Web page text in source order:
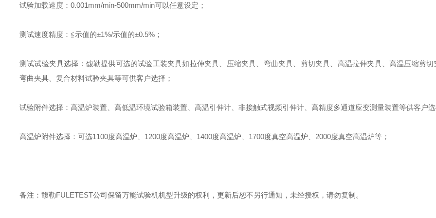
试验加载速度： 0.001mm/min-500mm/min可以任意设定；
测试速度精度： ≦示值的±1%/示值的±0.5% ；
测试试验夹具选择：馥勒提供可选的试验工装夹具如拉伸夹具、压缩夹具、弯曲夹具、剪切夹具、高温拉伸夹具、高温压缩剪切
弯曲夹具、复合材料试验夹具等可供客户选择；
试验附件选择：高温炉装置、高低温环境试验箱装置、高温引伸计、非接触式视频引伸计、高精度多通道应变测量装置等供客户选
高温炉附件选择：可选1100度高温炉、 1200度高温炉、 1400度高温炉、 1700度真空高温炉、 2000度真空高温炉等；
备注：馥勒FULETEST公司保留万能试验机机型升级的权利，更新后恕不另行通知，未经授权，请勿复制。